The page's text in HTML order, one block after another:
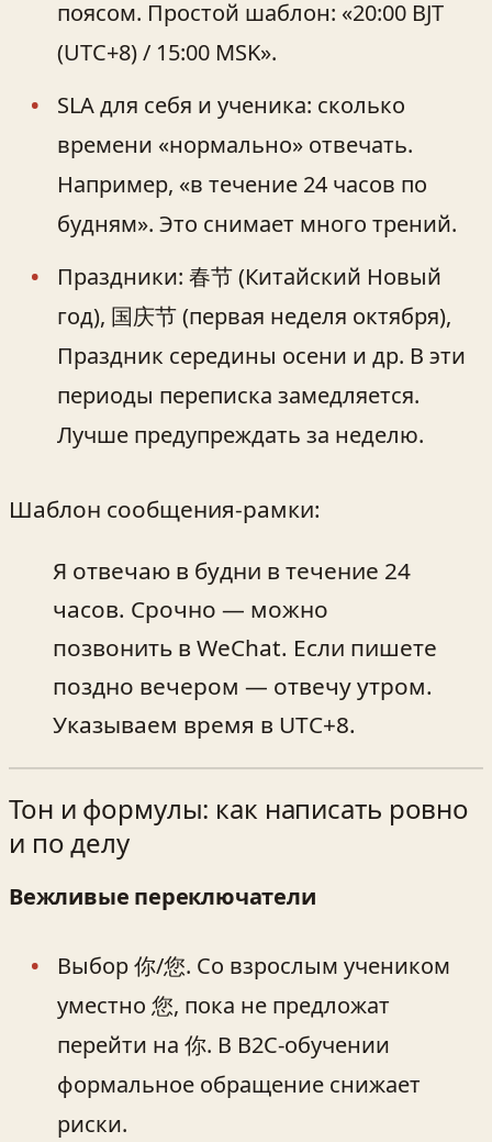
поясом. Простой шаблон: «20:00 BJT
(UTC+8) / 15:00 MSK».
SLA для себя и ученика: сколько
времени «нормально» отвечать.
Например, «в течение 24 часов по
будням». Это снимает много трений.
Праздники: 春节 (Китайский Новый
год), 国庆节 (первая неделя октября),
Праздник середины осени и др. В эти
периоды переписка замедляется.
Лучше предупреждать за неделю.
Шаблон сообщения-рамки:
Я отвечаю в будни в течение 24
часов. Срочно — можно
позвонить в WeChat. Если пишете
поздно вечером — отвечу утром.
Указываем время в UTC+8.
Тон и формулы: как написать ровно
и по делу
Вежливые переключатели
Выбор 你/您. Со взрослым учеником
уместно 您, пока не предложат
перейти на 你. В B2C-обучении
формальное обращение снижает
риски.